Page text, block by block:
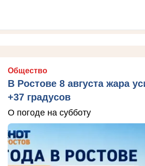
Общество
В Ростове 8 августа жара
+37 градусов
О погоде на субботу